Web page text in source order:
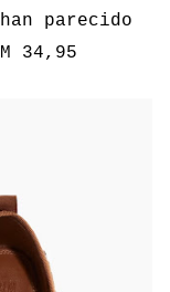
parecido
34,95